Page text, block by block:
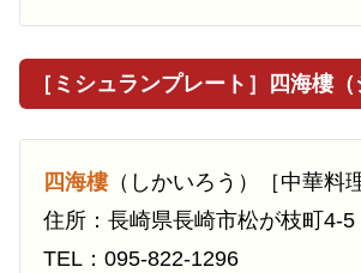
［ミシュランプレート］四海樓（
四海樓（しかいろう）［中華料理
住所：長崎県長崎市松が枝町4-5
TEL：095-822-1296